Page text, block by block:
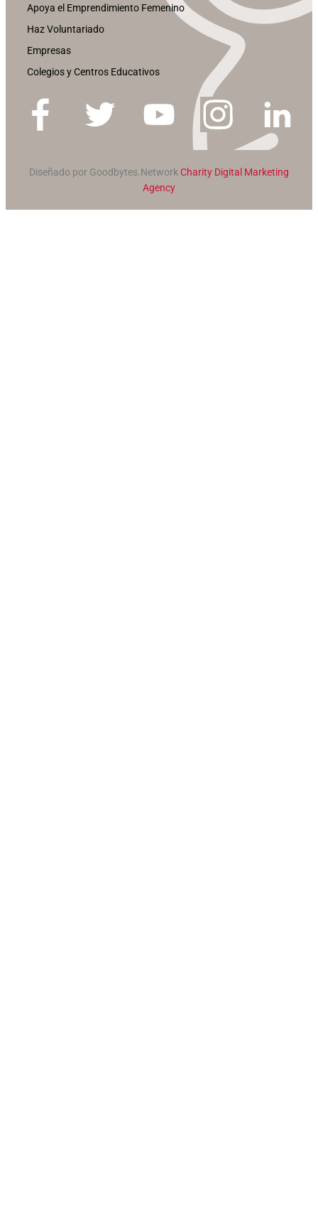
Apoya el Emprendimiento Femenino
Haz Voluntariado
Empresas
Colegios y Centros Educativos
Diseñado por Goodbytes.Network Charity Digital Marketing
Agency